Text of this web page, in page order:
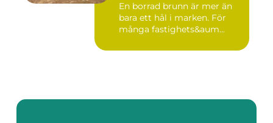
En borrad brunn är mer än
bara ett hål i marken. För
många fastighets&aum...